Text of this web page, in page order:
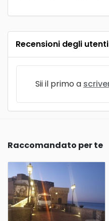
Recensioni degli utenti
Sii il primo a
Raccomandato per te